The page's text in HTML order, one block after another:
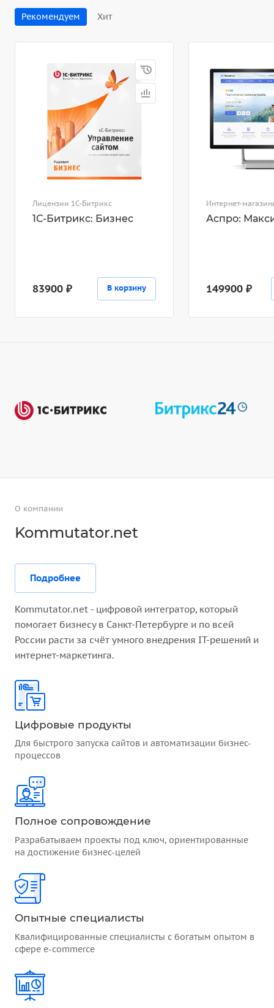
Рекомендуем Хит
Лицензии 1С-Битрикс
1С-Битрикс: Бизнес
83900 ₽ В корзину
Интернет-
Аспро:
149900 ₽
О компании
Kommutator.net
Подробнее
Kommutator.net - цифровой интегратор, который
помогает бизнесу в Санкт-Петербурге и по всей
России расти за счёт умного внедрения IT-решений и
интернет-маркетинга.
Цифровые продукты
Для быстрого запуска сайтов и автоматизации бизнес-
процессов
Полное сопровождение
Разрабатываем проекты под ключ, ориентированные
на достижение бизнес-целей
Опытные специалисты
Квалифицированные специалисты с богатым опытом в
сфере e-commerce